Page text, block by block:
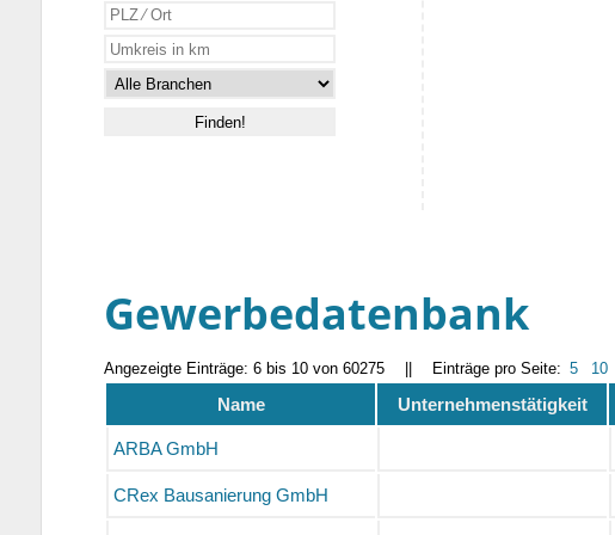
Gewerbedatenbank
Angezeigte Einträge: 6 bis 10 von 60275 Einträge pro Seite: 5 10
Name Unternehmenstätigkeit
ARBA GmbH
CRex Bausanierung GmbH